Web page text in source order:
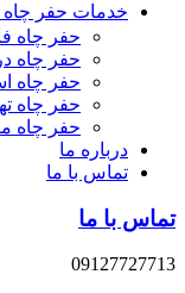
خدمات حفر چاه
حفر چاه
حفر چاه
حفر چاه
حفر چاه
حفر چاه
درباره ما
تماس با ما
تماس با ما
09127727713